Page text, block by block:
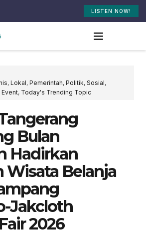
LISTEN NOW!
, Lokal, Pemerintah, Politik, Sosial,
Event, Today's Trending Topic
Bulan
Hadirkan
Wisata Belanja
Jakcloth
2026